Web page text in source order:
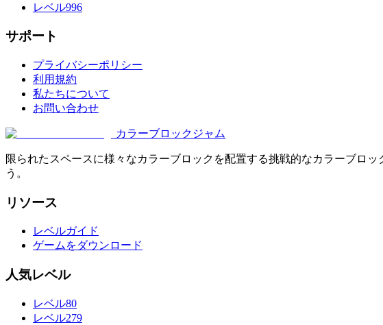
レベル996
サポート
プライバシーポリシー
利用規約
私たちについて
お問い合わせ
カラーブロックジャム
限られたスペースに様々なカラーブロックを配置する挑戦的なカラーブロ
う。
リソース
レベルガイド
ゲームをダウンロード
人気レベル
レベル80
レベル279